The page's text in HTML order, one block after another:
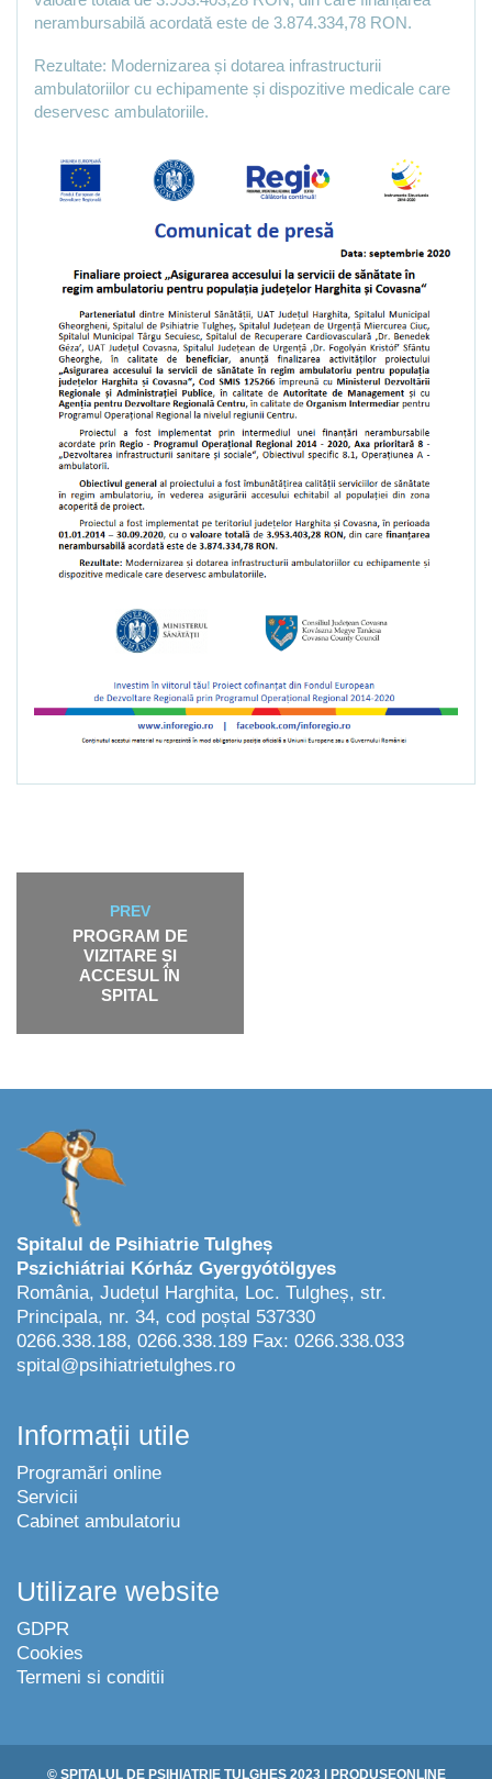
nerambursabilă acordată este de 3.874.334,78 RON.
Rezultate: Modernizarea și dotarea infrastructurii
ambulatoriilor cu echipamente și dispozitive medicale care
deservesc ambulatoriile.
PREV
PROGRAM DE
VIZITARE ȘI
ACCESUL ÎN
SPITAL
Spitalul de Psihiatrie Tulgheș
Pszichiátriai Kórház Gyergyótölgyes
România, Județul Harghita, Loc. Tulgheș, str.
Principala, nr. 34, cod poștal 537330
0266.338.188, 0266.338.189 Fax: 0266.338.033
spital@psihiatrietulghes.ro
Informații utile
Programări online
Servicii
Cabinet ambulatoriu
Utilizare website
GDPR
Cookies
Termeni si conditii
© SPITALUL DE PSIHIATRIE TULGHEȘ 2023| PRODUSEONLINE